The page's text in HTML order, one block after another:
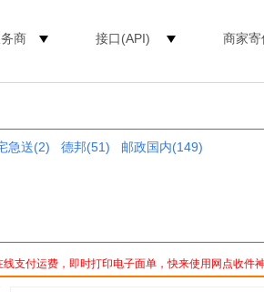
商 接口(API) 商家寄
急送(2) 德邦(51)
邮政国内(149)
线支付运费，即时打印电子面单，快来使用网点收件